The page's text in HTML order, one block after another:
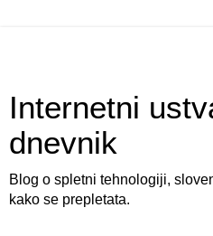
Internetni
dnevnik
Blog o spletni tehnologiji,
kako se prepletata.